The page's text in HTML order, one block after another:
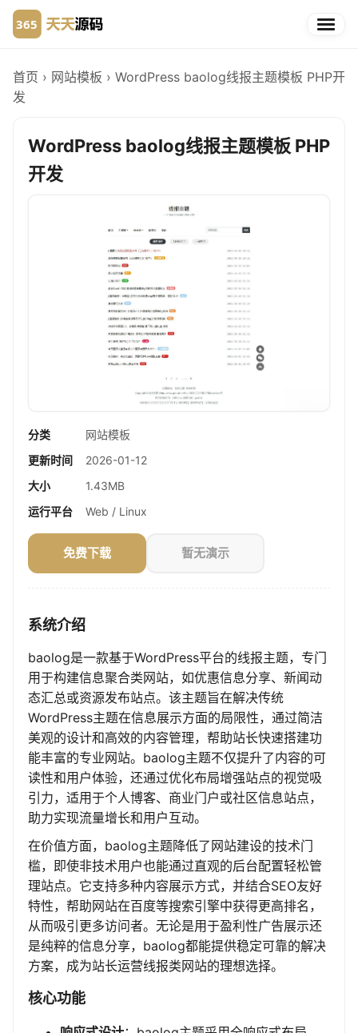
首页 › 网站模板 › WordPress baolog线报主题模板 PHP开
发
WordPress baolog线报主题模板 PHP
开发
分类
网站模板
更新时间
2026-01-12
大小
1.43MB
运行平台
Web / Linux
免费下载 暂无演示
系统介绍
baolog是一款基于WordPress平台的线报主题，专门
用于构建信息聚合类网站，如优惠信息分享、新闻动
态汇总或资源发布站点。该主题旨在解决传统
WordPress主题在信息展示方面的局限性，通过简洁
美观的设计和高效的内容管理，帮助站长快速搭建功
能丰富的专业网站。baolog主题不仅提升了内容的可
读性和用户体验，还通过优化布局增强站点的视觉吸
引力，适用于个人博客、商业门户或社区信息站点，
助力实现流量增长和用户互动。
在价值方面，baolog主题降低了网站建设的技术门
槛，即使非技术用户也能通过直观的后台配置轻松管
理站点。它支持多种内容展示方式，并结合SEO友好
特性，帮助网站在百度等搜索引擎中获得更高排名，
从而吸引更多访问者。无论是用于盈利性广告展示还
是纯粹的信息分享，baolog都能提供稳定可靠的解决
方案，成为站长运营线报类网站的理想选择。
核心功能